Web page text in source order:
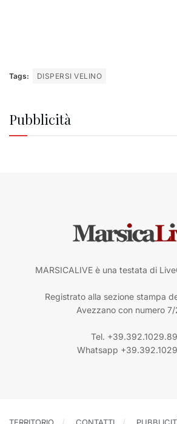
Tags: DISPERSI VELINO
Pubblicità
MARSICALIVE è una testata di
Registrato alla sezione stampa
Avezzano con numero 7/
Tel.
Whatsapp